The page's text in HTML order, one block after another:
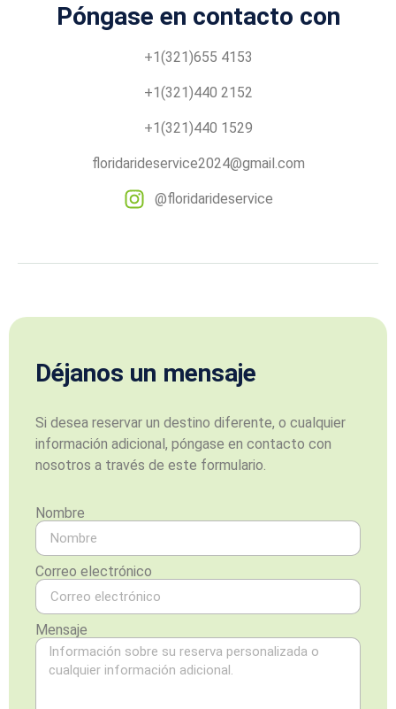
Póngase en contacto con
+1(321)655 4153
+1(321)440 2152
+1(321)440 1529
floridarideservice2024@gmail.com
@floridarideservice
Déjanos un mensaje
Si desea reservar un destino diferente, o cualquier
información adicional, póngase en contacto con
nosotros a través de este formulario.
Nombre
Correo electrónico
Mensaje